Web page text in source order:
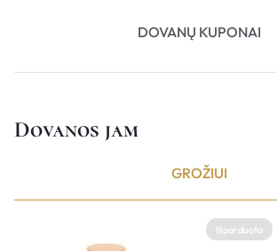
DOVANŲ KUPONAI
Dovanos jam
GROŽIUI
Išparduota